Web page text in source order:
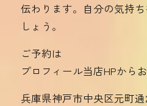
伝わります。自分の気持
しょう。
ご予約は
プロフィール当店HPから
兵庫県神戸市中央区元町